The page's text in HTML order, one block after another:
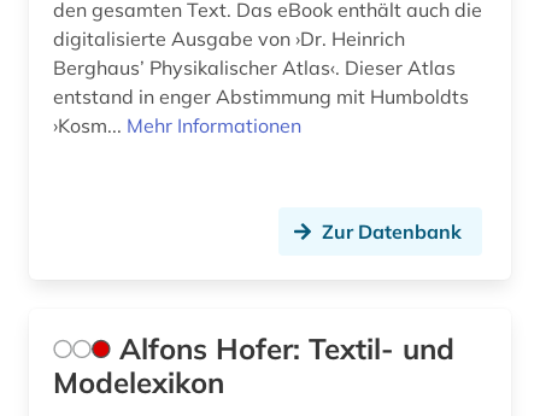
fotografie (7)
fotographie (1)
frauen (1)
den gesamten Text. Das eBook enthält auch die
digitalisierte Ausgabe von ›Dr. Heinrich
Berghaus’ Physikalischer Atlas‹. Dieser Atlas
entstand in enger Abstimmung mit Humboldts
›Kosm... Mehr Informationen
Zur Datenbank
Alfons Hofer: Textil- und
Modelexikon